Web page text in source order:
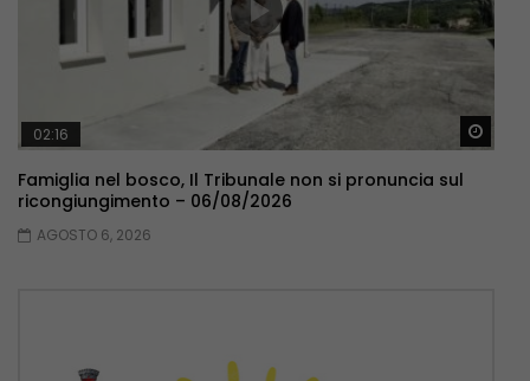
02:16
Famiglia nel bosco, Il Tribunale non si pronuncia sul
ricongiungimento – 06/08/2026
AGOSTO 6, 2026